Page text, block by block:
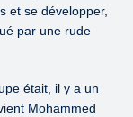
et se développer,
par une rude
était, il y a un
Mohammed